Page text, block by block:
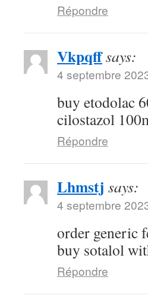
Répondre
Vkpqffsays:
4 septembre
buy etodolac
cilostazol
Répondre
Lhmstj says:
4 septembre
order generic
buy sotalol
Répondre